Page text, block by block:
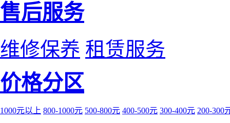
售后服务
维修保养 租赁服务
价格分区
1000元以上 800-1000元 500-800元 400-500元 300-400元 200-300